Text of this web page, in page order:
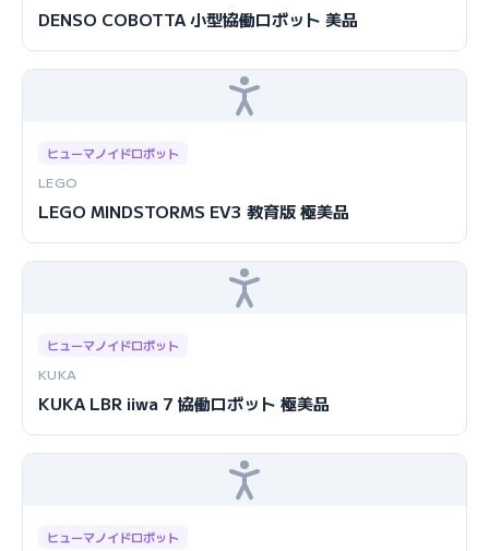
DENSO COBOTTA 小型協働ロボット 美品
ヒューマノイドロボット
LEGO
LEGO MINDSTORMS EV3 教育版 極美品
ヒューマノイドロボット
KUKA
KUKA LBR iiwa 7 協働ロボット 極美品
ヒューマノイドロボット